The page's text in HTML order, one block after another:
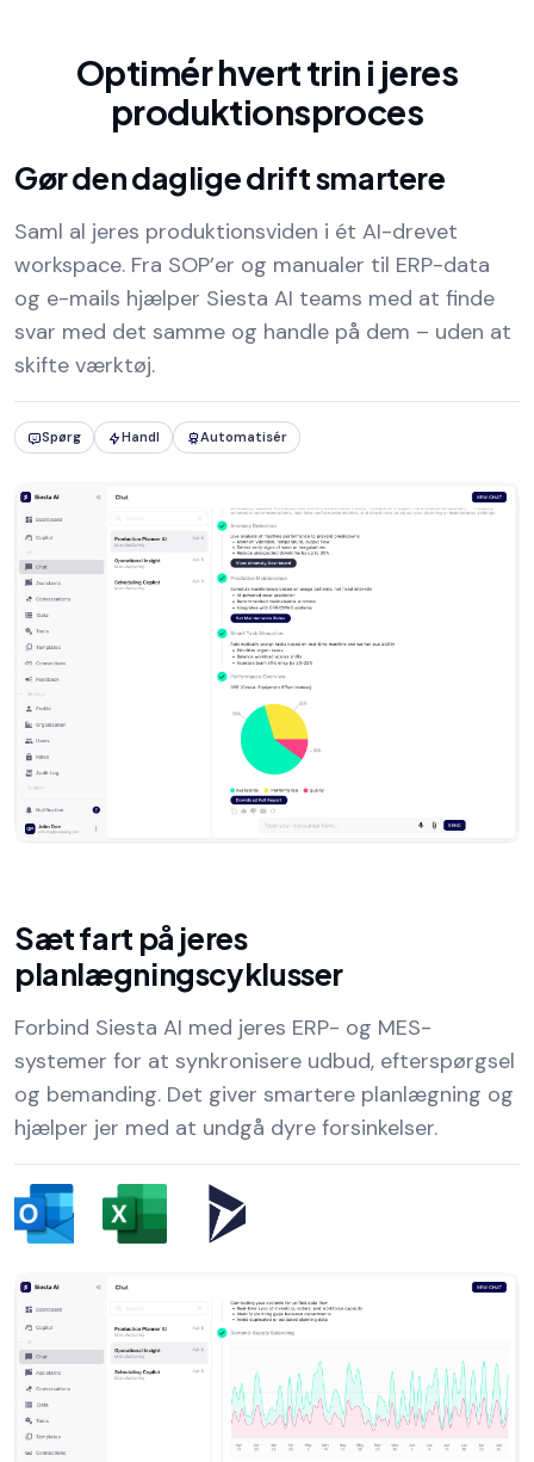
Optimér hvert trin i jeres
produktionsproces
Gør den daglige drift smartere
Saml al jeres produktionsviden i ét AI-drevet
workspace. Fra SOP’er og manualer til ERP-data
og e-mails hjælper Siesta AI teams med at finde
svar med det samme og handle på dem – uden at
skifte værktøj.
Spørg Handl Automatisér
Sæt fart på jeres
planlægningscyklusser
Forbind Siesta AI med jeres ERP- og MES-
systemer for at synkronisere udbud, efterspørgsel
og bemanding. Det giver smartere planlægning og
hjælper jer med at undgå dyre forsinkelser.